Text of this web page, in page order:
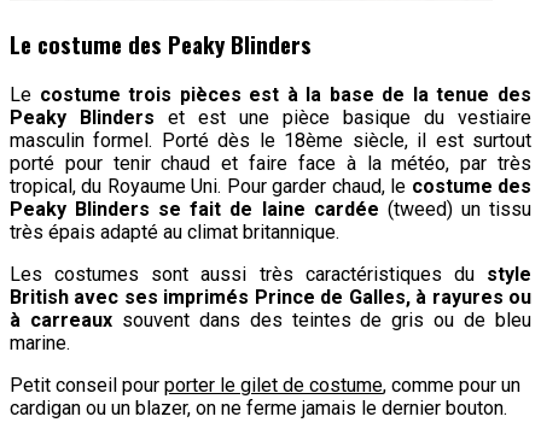
Le costume des Peaky Blinders
Le costume trois pièces est à la base de la tenue des
Peaky Blinders et est une pièce basique du vestiaire
masculin formel. Porté dès le 18ème siècle, il est surtout
porté pour tenir chaud et faire face à la météo, par très
tropical, du Royaume Uni. Pour garder chaud, le costume des
Peaky Blinders se fait de laine cardée (tweed) un tissu
très épais adapté au climat britannique.
Les costumes sont aussi très caractéristiques du style
British avec ses imprimés Prince de Galles, à rayures ou
à carreauxsouvent dans des teintes de gris ou de bleu
marine.
Petit conseil pour porter le gilet de costume, comme pour un
cardigan ou un blazer, on ne ferme jamais le dernier bouton.